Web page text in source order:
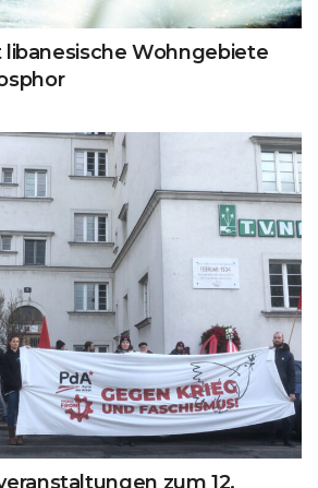
libanesische Wohngebiete
zum 12.